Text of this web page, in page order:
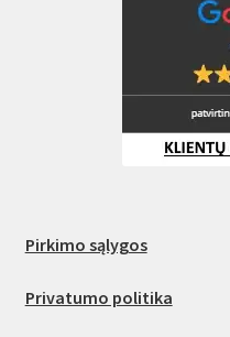
Pirkimo sąlygos
Privatumo politika